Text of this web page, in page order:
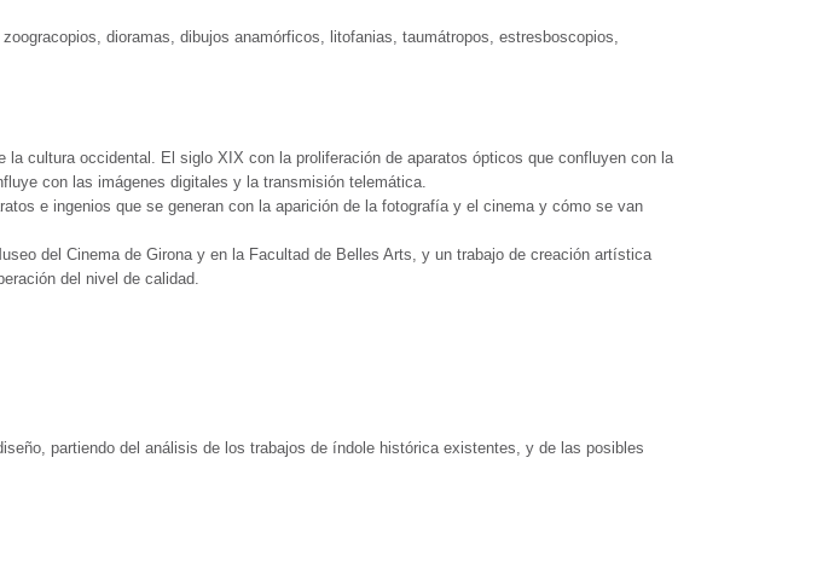
dioramas, dibujos anamórficos, litofanias, taumátropos, estresboscopios,
cultura occidental. El siglo XIX con la proliferación de aparatos ópticos que confluyen con la
con las imágenes digitales y la transmisión telemática.
e ingenios que se generan con la aparición de la fotografía y el cinema y cómo se van
del Cinema de Girona y en la Facultad de Belles Arts, y un trabajo de creación artística
del nivel de calidad.
partiendo del análisis de los trabajos de índole histórica existentes, y de las posibles